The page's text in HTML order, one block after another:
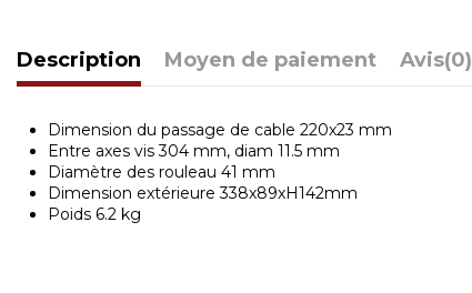
Description Moyen de paiement Avis(0)
Dimension du passage de cable 220x23 mm
Entre axes vis 304 mm, diam 11.5 mm
Diamètre des rouleau 41 mm
Dimension extérieure 338x89xH142mm
Poids 6.2 kg